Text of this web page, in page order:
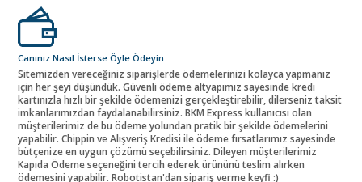
Canınız Nasıl İsterse Öyle Ödeyin
Sitemizden vereceğiniz siparişlerde ödemelerinizi kolayca yapmanız
için her şeyi düşündük. Güvenli ödeme altyapımız sayesinde kredi
kartınızla hızlı bir şekilde ödemenizi gerçekleştirebilir, dilerseniz taksit
imkanlarımızdan faydalanabilirsiniz. BKM Express kullanıcısı olan
müşterilerimiz de bu ödeme yolundan pratik bir şekilde ödemelerini
yapabilir. Chippin ve Alışveriş Kredisi ile ödeme fırsatlarımız sayesinde
bütçenize en uygun çözümü seçebilirsiniz. Dileyen müşterilerimiz
Kapıda Ödeme seçeneğini tercih ederek ürününü teslim alırken
ödemesini yapabilir. Robotistan'dan sipariş verme keyfi :)